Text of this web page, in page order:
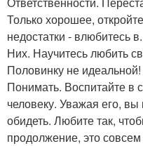
Только хорошее,
недостатки - влюбитесь в.
Них. Научитесь любить
Половинку не
Понимать. Воспитайте в
человеку. Уважая его,
обидеть. Любите так,
продолжение, это совсем